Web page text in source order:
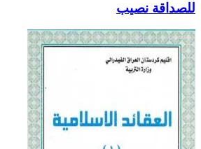
للصداقة نصيب